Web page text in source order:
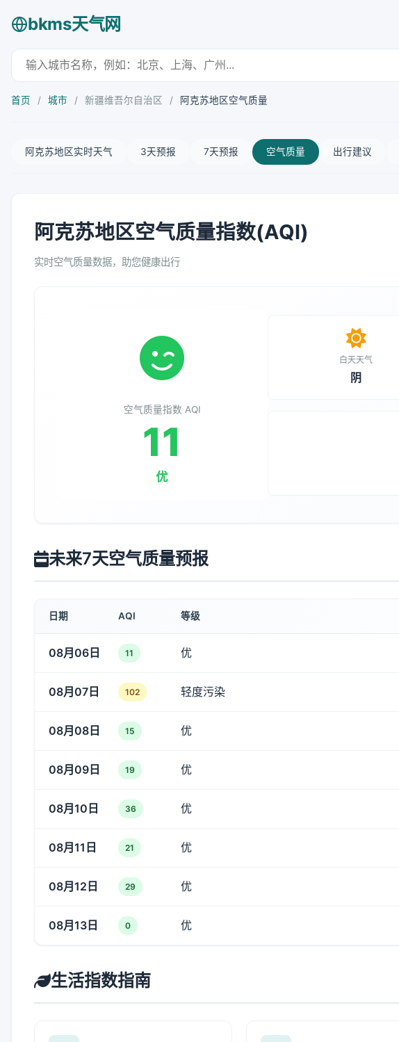
bkms天气网
首页 / 城市 / 新疆维吾尔自治区 / 阿克苏地区空气质量
阿克苏地区实时天气 3天预报 7天预报 空气质量 出行建议
阿克苏地区空气质量指数(AQI)
实时空气质量数据，助您健康出行
空气质量指数 AQI
11
优
白天天气
阴
未来7天空气质量预报
日期 AQI 等级
08月06日 11 优
08月07日 102 轻度污染
08月08日 15 优
08月09日 19 优
08月10日 36 优
08月11日 21 优
08月12日 29 优
08月13日 0 优
生活指数指南